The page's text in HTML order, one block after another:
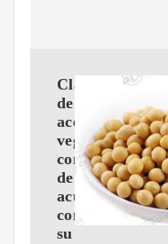
Clasificación
de
aceites
vegetales
comestibles
de
acuerdo
con
su